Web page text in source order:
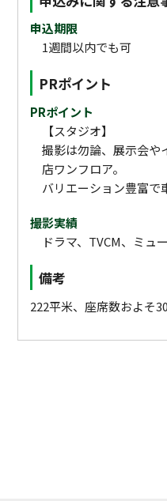
申込期限
1週間以内でも可
PRポイント
PRポイント
【スタジオ】
撮影は勿論、展示会や
店ワンフロア。
バリエーション豊富で
撮影実績
ドラマ、TVCM、ミュ
備考
222平米、座席数およそ